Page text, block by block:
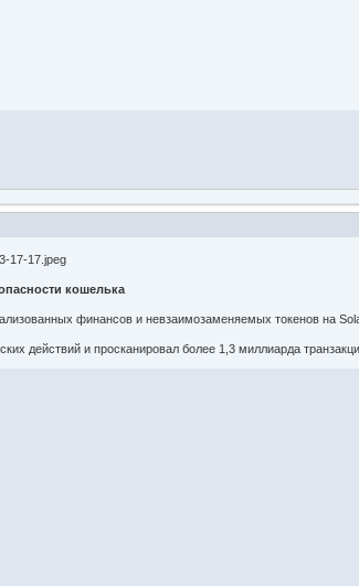
кошелька
финансов и невзаимозаменяемых токенов на
действий и просканировал более 1,3 миллиарда